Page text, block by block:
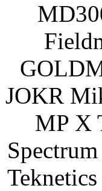
JOKR
MP X